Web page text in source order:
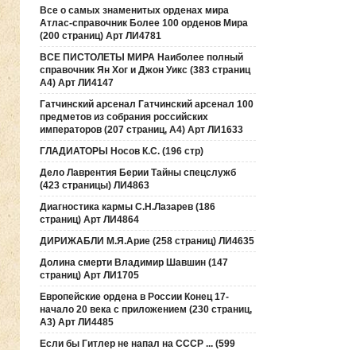
Все о самых знаменитых орденах мира
Атлас-справочник Более 100 орденов Мира
(200 страниц) Арт ЛИ4781
ВСЕ ПИСТОЛЕТЫ МИРА Наиболее полный
справочник Ян Хог и Джон Уикс (383 страниц
А4) Арт ЛИ4147
Гатчинский арсенал Гатчинский арсенал 100
предметов из собрания российских
императоров (207 страниц, А4) Арт ЛИ1633
ГЛАДИАТОРЫ Носов К.С. (196 стр)
Дело Лаврентия Берии Тайны спецслужб
(423 страницы) ЛИ4863
Диагностика кармы С.Н.Лазарев (186
страниц) Арт ЛИ4864
ДИРИЖАБЛИ М.Я.Арие (258 страниц) ЛИ4635
Долина смерти Владимир Шавшин (147
страниц) Арт ЛИ1705
Европейские ордена в России Конец 17-
начало 20 века с приложением (230 страниц,
А3) Арт ЛИ4485
Если бы Гитлер не напал на СССР ... (599